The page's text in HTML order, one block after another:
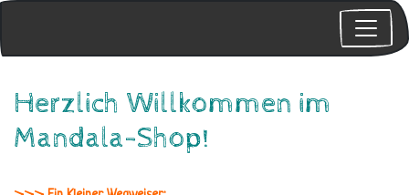
Herzlich Willkommen im
Mandala-Shop!